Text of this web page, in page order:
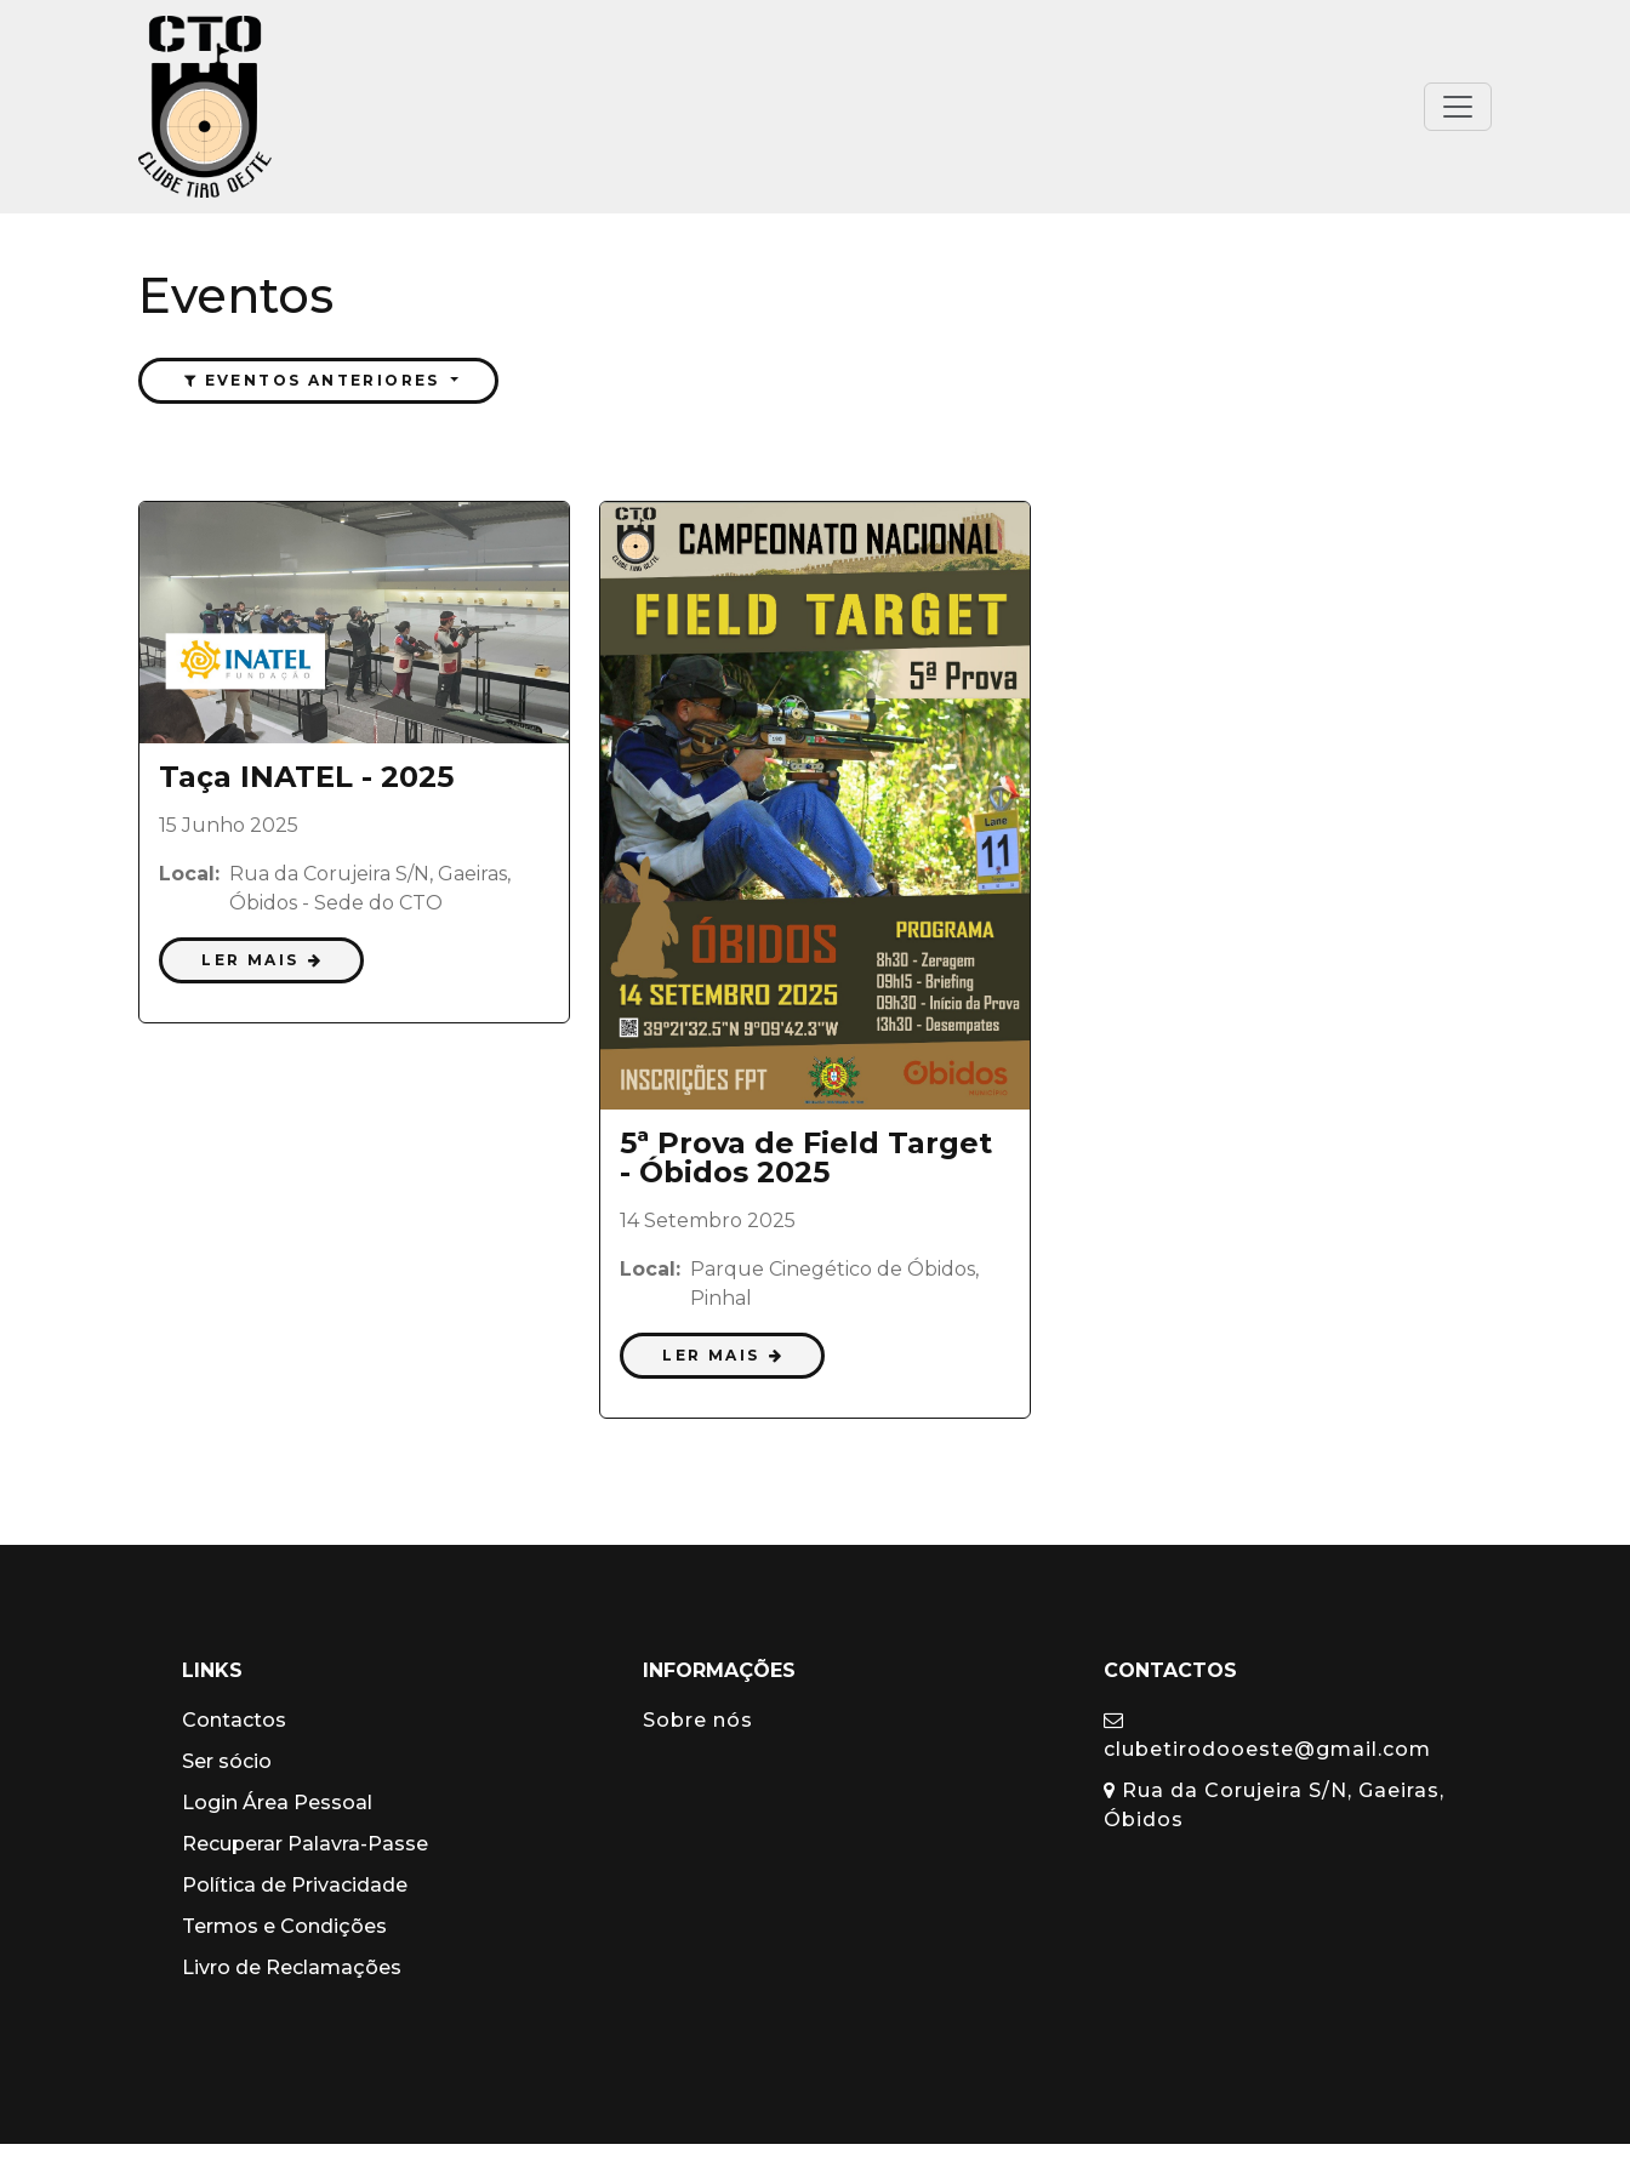
Eventos
EVENTOS ANTERIORES
Taça INATEL - 2025
15 Junho 2025
Local: Rua da Corujeira S/N, Gaeiras,
Óbidos - Sede do CTO
LER MAIS
5ª Prova de Field Target
- Óbidos 2025
14 Setembro 2025
Local: Parque Cinegético de Óbidos,
Pinhal
LER MAIS
LINKS
Contactos
Ser sócio
Login Área Pessoal
Recuperar Palavra-Passe
Política de Privacidade
Termos e Condições
Livro de Reclamações
INFORMAÇÕES
Sobre nós
CONTACTOS
clubetirodooeste@gmail.com
Rua da Corujeira S/N, Gaeiras,
Óbidos